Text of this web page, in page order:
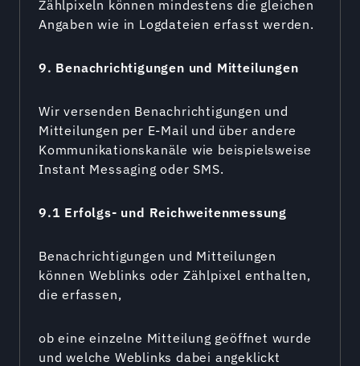
Zählpixeln können mindestens die gleichen
Angaben wie in Logdateien erfasst werden.
9. Benachrichtigungen und Mitteilungen
Wir versenden Benachrichtigungen und
Mitteilungen per E-Mail und über andere
Kommunikationskanäle wie beispielsweise
Instant Messaging oder SMS.
9.1 Erfolgs- und Reichweitenmessung
Benachrichtigungen und Mitteilungen
können Weblinks oder Zählpixel enthalten,
die erfassen,
ob eine einzelne Mitteilung geöffnet wurde
und welche Weblinks dabei angeklickt